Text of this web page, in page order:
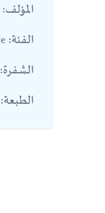
المؤلف:
الفئة:
الشفرة:
الطبعة: